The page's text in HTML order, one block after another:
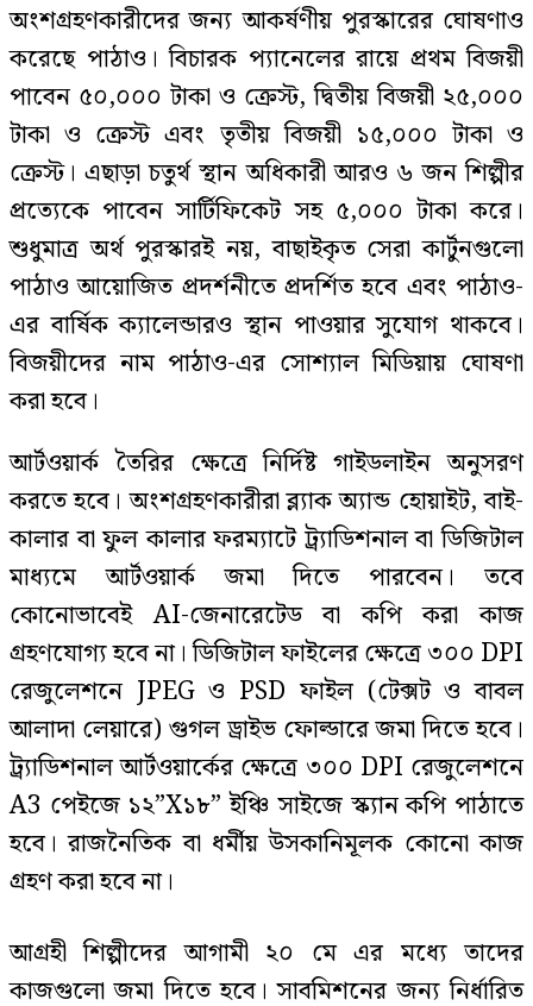
অংশগ্রহণকারীদের জন্য আকর্ষণীয় পুরস্কারের ঘোষণাও
করেছে পাঠাও। বিচারক প্যানেলের রায়ে প্রথম বিজয়ী
পাবেন ৫০,০০০ টাকা ও ক্রেস্ট, দ্বিতীয় বিজয়ী ২৫,০০০
টাকা ও ক্রেস্ট এবং তৃতীয় বিজয়ী ১৫,০০০ টাকা ও
ক্রেস্ট। এছাড়া চতুর্থ স্থান অধিকারী আরও ৬ জন শিল্পীর
প্রত্যেকে পাবেন সার্টিফিকেট সহ ৫,০০০ টাকা করে।
শুধুমাত্র অর্থ পুরস্কারই নয়, বাছাইকৃত সেরা কার্টুনগুলো
পাঠাও আয়োজিত প্রদর্শনীতে প্রদর্শিত হবে এবং পাঠাও-
এর বার্ষিক ক্যালেন্ডারও স্থান পাওয়ার সুযোগ থাকবে।
বিজয়ীদের নাম পাঠাও-এর সোশ্যাল মিডিয়ায় ঘোষণা
করা হবে।
আর্টওয়ার্ক তৈরির ক্ষেত্রে নির্দিষ্ট গাইডলাইন অনুসরণ
করতে হবে। অংশগ্রহণকারীরা ব্ল্যাক অ্যান্ড হোয়াইট, বাই-
কালার বা ফুল কালার ফরম্যাটে ট্র্যাডিশনাল বা ডিজিটাল
মাধ্যমে আর্টওয়ার্ক জমা দিতে পারবেন। তবে
কোনোভাবেই AI-জেনারেটেড বা কপি করা কাজ
গ্রহণযোগ্য হবে না। ডিজিটাল ফাইলের ক্ষেত্রে ৩০০ DPI
রেজুলেশনে JPEG ও PSD ফাইল (টেক্সট ও বাবল
আলাদা লেয়ারে) গুগল ড্রাইভ ফোল্ডারে জমা দিতে হবে।
ট্র্যাডিশনাল আর্টওয়ার্কের ক্ষেত্রে ৩০০ DPI রেজুলেশনে
A3 পেইজে ১২”X১৮” ইঞ্চি সাইজে স্ক্যান কপি পাঠাতে
হবে। রাজনৈতিক বা ধর্মীয় উসকানিমূলক কোনো কাজ
গ্রহণ করা হবে না।
আগ্রহী শিল্পীদের আগামী ২০ মে এর মধ্যে তাদের
কাজগুলো জমা দিতে হবে। সাবমিশনের জন্য নির্ধারিত